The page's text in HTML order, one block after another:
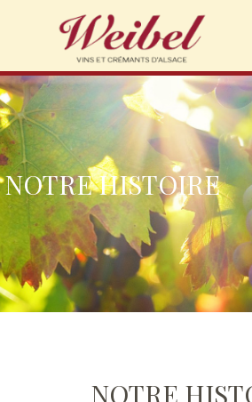
NOTRE HISTOIRE
NOTRE